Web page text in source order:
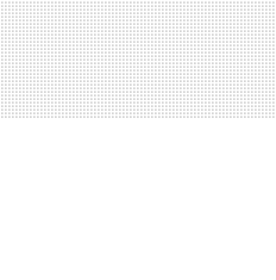
別会員開催
展・参加
(News Letter)
コラム
ュース・事業紹介
ベント
容
本橋エリアについて